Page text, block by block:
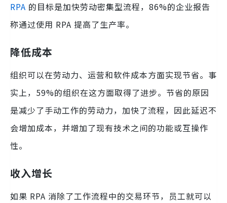
RPA 的目标是加快劳动密集型流程，86%的企业报告
称通过使用 RPA 提高了生产率。
降低成本
组织可以在劳动力、运营和软件成本方面实现节省。事
实上，59%的组织在这方面取得了进步。节省的原因
是减少了手动工作的劳动力，加快了流程，因此延迟不
会增加成本，并增加了现有技术之间的功能或互操作
性。
收入增长
如果 RPA 消除了工作流程中的交易环节，员工就可以